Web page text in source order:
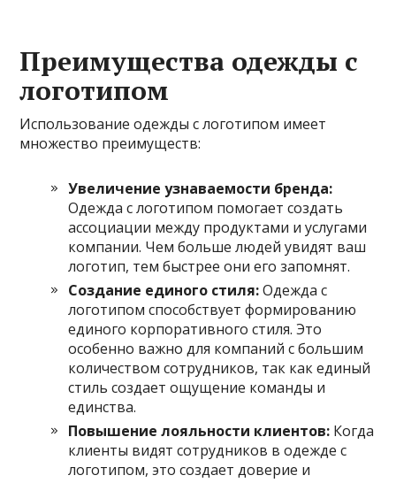
Преимущества одежды с
логотипом
Использование одежды с логотипом имеет
множество преимуществ:
Увеличение узнаваемости бренда:
Одежда с логотипом помогает создать
ассоциации между продуктами и услугами
компании. Чем больше людей увидят ваш
логотип, тем быстрее они его запомнят.
Создание единого стиля:Одежда с
логотипом способствует формированию
единого корпоративного стиля. Это
особенно важно для компаний с большим
количеством сотрудников, так как единый
стиль создает ощущение команды и
единства.
Повышение лояльности клиентов: Когда
клиенты видят сотрудников в одежде с
логотипом, это создает доверие и